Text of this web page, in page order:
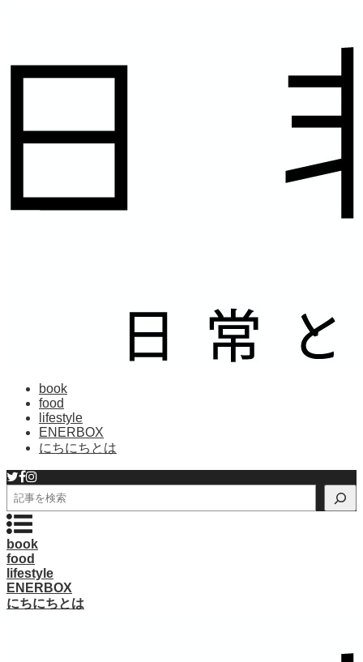
book
food
lifestyle
ENERBOX
にちにちとは
検
索
book
food
lifestyle
ENERBOX
にちにちとは